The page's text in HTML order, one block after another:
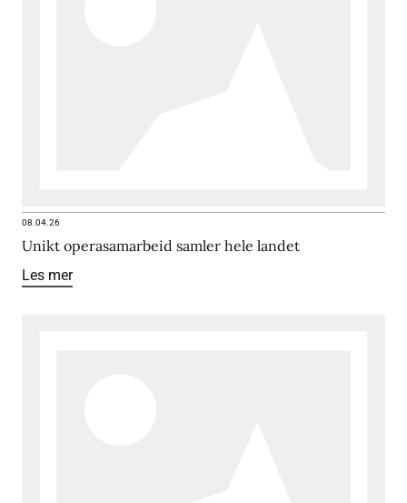
08.04.26
Unikt operasamarbeid samler hele landet
Les mer